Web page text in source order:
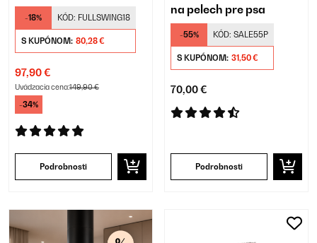
-18% KÓD: FULLSWING18
S KUPÓNOM: 80,28 €
97,90 €
Uvádzacia cena:149,90 €
-34%
Podrobnosti
na pelech pre psa
-55% KÓD: SALE55P
S KUPÓNOM: 31,50 €
70,00 €
Podrobnosti